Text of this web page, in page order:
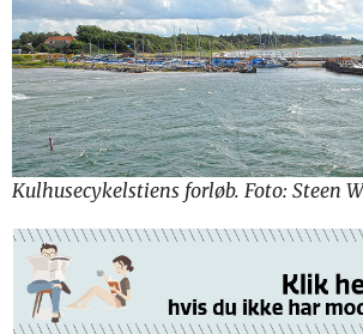
Kulhusecykelstiens forløb. Foto: Steen